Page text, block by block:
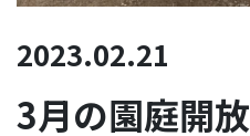
2023.02.21
3月の園庭開放